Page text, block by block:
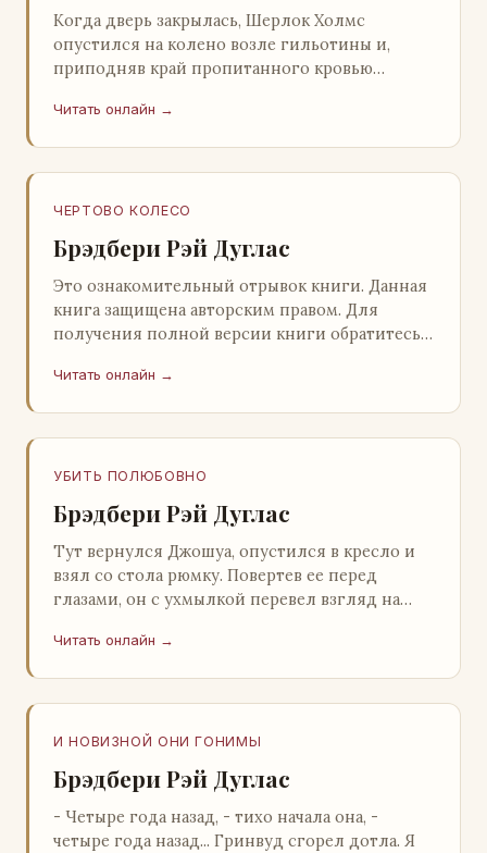
Когда дверь закрылась, Шерлок Холмс
опустился на колено возле гильотины и,
приподняв край пропитанного кровью
скрывался под ним…
Читать онлайн →
ЧЕРТОВО КОЛЕСО
Брэдбери Рэй Дуглас
Это ознакомительный отрывок книги. Данная
книга защищена авторским правом. Для
получения полной версии книги обратитесь к
легального ко…
Читать онлайн →
УБИТЬ ПОЛЮБОВНО
Брэдбери Рэй Дуглас
Тут вернулся Джошуа, опустился в кресло и
взял со стола рюмку. Повертев ее перед
глазами, он с ухмылкой перевел взгляд на
видом с…
Читать онлайн →
И НОВИЗНОЙ ОНИ ГОНИМЫ
Брэдбери Рэй Дуглас
- Четыре года назад, - тихо начала она, -
четыре года назад... Гринвуд сгорел дотла. Я